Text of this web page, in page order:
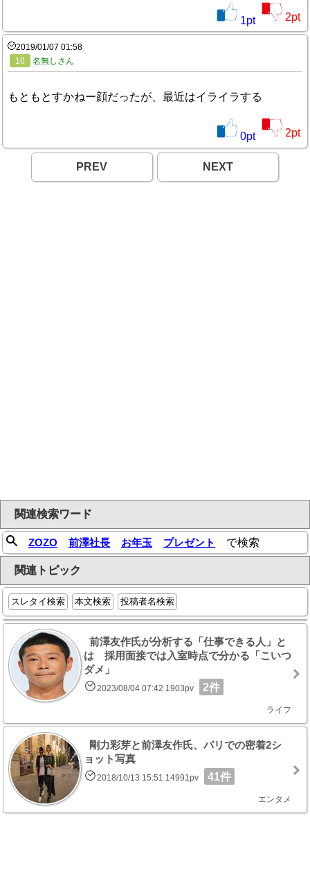
1pt 2pt
2019/01/07 01:58
10
名無しさん
もともとすかねー顔だったが、最近はイライラする
0pt 2pt
PREV NEXT
関連検索ワード
ZOZO 前澤社長 お年玉 プレゼント で検索
関連トピック
スレタイ検索 本文検索 投稿者名検索
前澤友作氏が分析する「仕事できる人」と
は 採用面接では入室時点で分かる「こいつ
ダメ」
2023/08/04 07:42 1903pv 2件
ライフ
剛力彩芽と前澤友作氏、パリでの密着2シ
ョット写真
2018/10/13 15:51 14991pv 41件
エンタメ